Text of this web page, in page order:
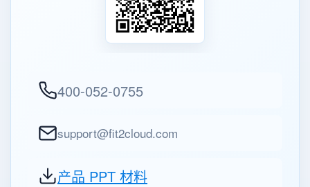
400-052-0755
support@fit2cloud.com
产品 PPT 材料